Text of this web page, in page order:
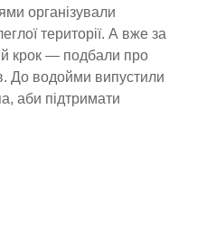
організували
території. А вже за
крок — подбали про
До водойми випустили
аби підтримати